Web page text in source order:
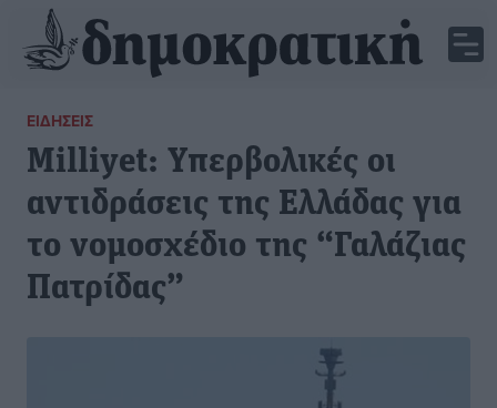
ΕΙΔΉΣΕΙΣ
Milliyet: Υπερβολικές οι
αντιδράσεις της Ελλάδας για
το νομοσχέδιο της “Γαλάζιας
Πατρίδας”